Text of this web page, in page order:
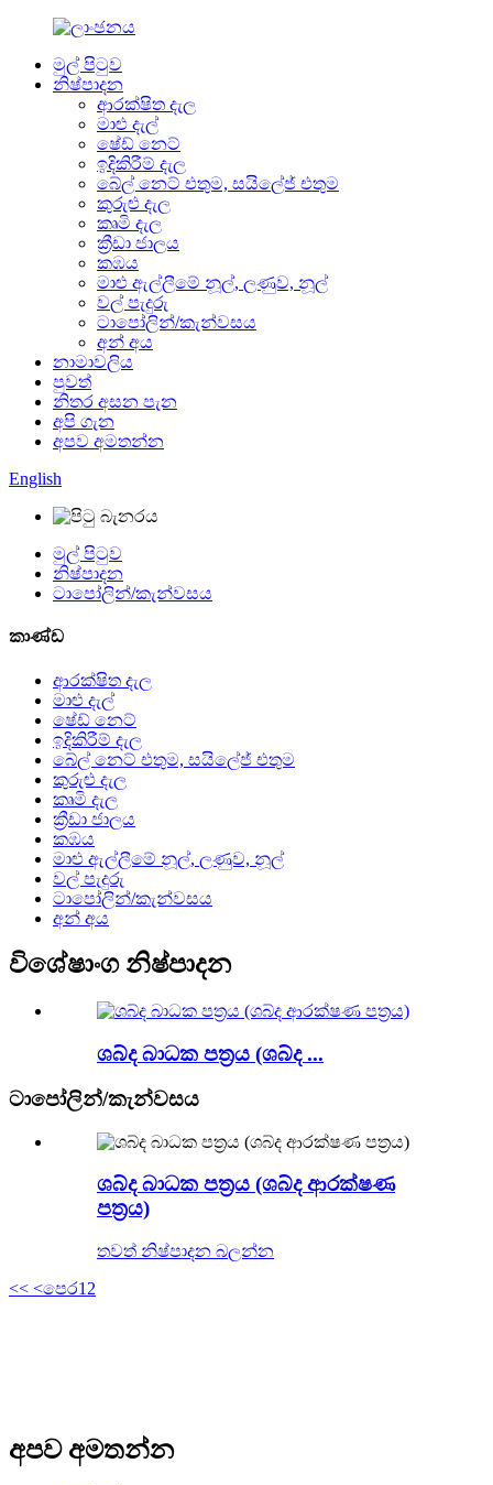
මුල් පිටුව
නිෂ්පාදන
ආරක්ෂිත දැල
මාළු දැල්
ෂේඩ් නෙට්
ඉදිකිරීම් දැල
බේල් නෙට් එතුම, සයිලේජ් එතුම
කුරුළු දැල
කෘමි දැල
ක්‍රීඩා ජාලය
කඹය
මාළු ඇල්ලීමේ නූල්, ලණුව, නූල්
වල් පැදුරු
ටාපෝලින්/කැන්වසය
අන් අය
නාමාවලිය
පුවත්
නිතර අසන පැන
අපි ගැන
අපව අමතන්න
English
මුල් පිටුව
නිෂ්පාදන
ටාපෝලින්/කැන්වසය
කාණ්ඩ
ආරක්ෂිත දැල
මාළු දැල්
ෂේඩ් නෙට්
ඉදිකිරීම් දැල
බේල් නෙට් එතුම, සයිලේජ් එතුම
කුරුළු දැල
කෘමි දැල
ක්‍රීඩා ජාලය
කඹය
මාළු ඇල්ලීමේ නූල්, ලණුව, නූල්
වල් පැදුරු
ටාපෝලින්/කැන්වසය
අන් අය
විශේෂාංග නිෂ්පාදන
ශබ්ද බාධක පත්‍රය (ශබ්ද ...
ටාපෝලින්/කැන්වසය
ශබ්ද බාධක පත්‍රය (ශබ්ද ආරක්ෂණ
පත්‍රය)
තවත් නිෂ්පාදන බලන්න
<< <පෙර1 2
අපව අමතන්න